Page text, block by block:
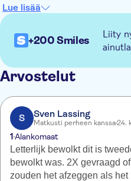
buffet-herkuista elävän
tablettien avulla
Asiantuntevat ohjaajat
kävelyretkeen rannalla,
tapa viettää ilta Salissa.
Lue lisää
+200 Smiles
Liity
Arvostelut
S Sven Lassing
Matkusti perheen kanssa24.
1Alankomaat
Letterlijk bewolkt dit is
bewolkt was. 2X gevraagd
zouden het afzeggen als